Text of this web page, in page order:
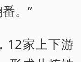
。”
12家上下游